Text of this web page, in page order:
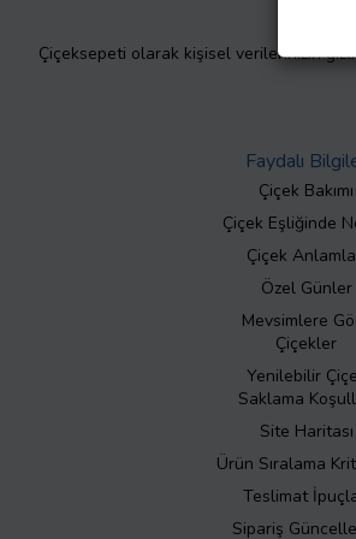
Çiçeksepeti olarak kişisel verilerinizin
Faydalı
Çiçek Bakımı
Çiçek Eşliğinde
Çiçek
Özel Günler
Mevsimlere
Çiçekler
Yenilebilir
Saklama
Site Haritası
Ürün Sıralama
Teslimat
Sipariş